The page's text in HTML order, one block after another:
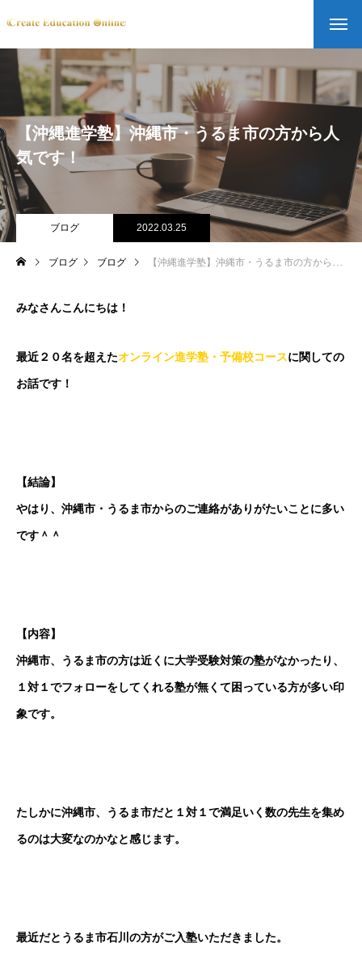
【沖縄進学塾】沖縄市・うるま市の方から人
気です！
ブログ 2022.03.25
ブログ ブログ 【沖縄進学塾】沖縄市・うるま市の方から人気です！
みなさんこんにちは！
最近２０名を超えたオンライン進学塾・予備校コースに関しての
お話です！
【結論】
やはり、沖縄市・うるま市からのご連絡がありがたいことに多い
です＾＾
【内容】
沖縄市、うるま市の方は近くに大学受験対策の塾がなかったり、
１対１でフォローをしてくれる塾が無くて困っている方が多い印
象です。
たしかに沖縄市、うるま市だと１対１で満足いく数の先生を集め
るのは大変なのかなと感じます。
最近だとうるま市石川の方がご入塾いただきました。